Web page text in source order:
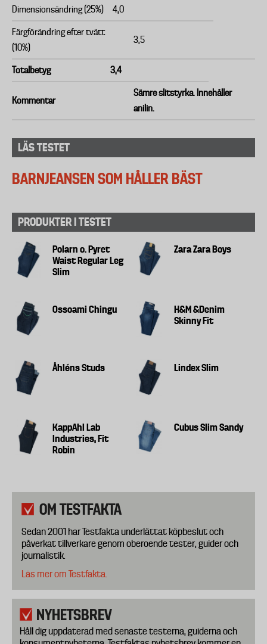
Dimensionsändring (25%) 4,0
Färgförändring efter tvätt
(10%)
3,5
Totalbetyg 3,4
Kommentar
Sämre slitstyrka. Innehåller
anilin.
LÄS TESTET
BARNJEANSEN SOM HÅLLER BÄST
PRODUKTER I TESTET
Polarn o. Pyret
Waist Regular Leg
Slim
Zara Zara Boys
Ossoami Chingu
H&M &Denim
Skinny Fit
Åhléns Studs Lindex Slim
KappAhl Lab
Industries, Fit
Robin
Cubus Slim Sandy
OM TESTFAKTA
Sedan 2001 har Testfakta underlättat köpbeslut och
påverkat tillverkare genom oberoende tester, guider och
journalistik.
Läs mer om Testfakta.
NYHETSBREV
Håll dig uppdaterad med senaste testerna, guiderna och